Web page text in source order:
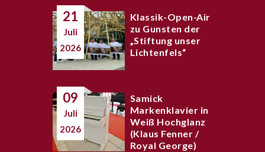
21
Juli
2026
Klassik-Open-Air
zu Gunsten der
„Stiftung unser
Lichtenfels“
09
Juli
2026
Samick
Markenklavier in
Weiß Hochglanz
(Klaus Fenner /
Royal George)